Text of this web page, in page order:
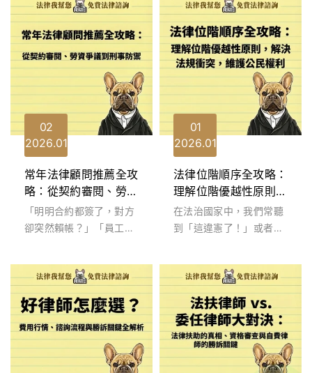
種基礎格式，...
助資力不足者...
02
01
2026
常年法律顧問推薦全攻
略：從契約審閱、勞資
爭議到刑事防禦
「明明合約都簽了，對方
卻突然賴帳？」「員工離
變的商業社會...
01
01
2026
法律位階順序全攻略：
理解位階優越性原則，
解決法規衝突，維護公
民權利
在法治國家中，我們常聽
到「這違憲了！」或者是
就是極其重要的...